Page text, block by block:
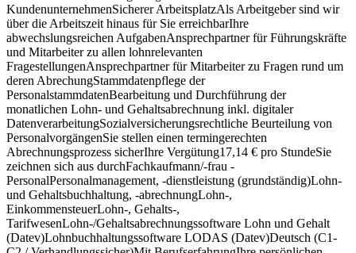
KundenunternehmenSicherer ArbeitsplatzAls Arbeitgeber sind wir
über die Arbeitszeit hinaus für Sie erreichbarIhre
abwechslungsreichen AufgabenAnsprechpartner für Führungskräfte
und Mitarbeiter zu allen lohnrelevanten
FragestellungenAnsprechpartner für Mitarbeiter zu Fragen rund um
deren AbrechungStammdatenpflege der
PersonalstammdatenBearbeitung und Durchführung der
monatlichen Lohn- und Gehaltsabrechnung inkl. digitaler
DatenverarbeitungSozialversicherungsrechtliche Beurteilung von
PersonalvorgängenSie stellen einen termingerechten
Abrechnungsprozess sicherIhre Vergütung17,14 € pro StundeSie
zeichnen sich aus durchFachkaufmann/-frau -
PersonalPersonalmanagement, -dienstleistung (grundständig)Lohn-
und Gehaltsbuchhaltung, -abrechnungLohn-,
EinkommensteuerLohn-, Gehalts-,
TarifwesenLohn-/Gehaltsabrechnungssoftware Lohn und Gehalt
(Datev)Lohnbuchhaltungssoftware LODAS (Datev)Deutsch (C1-